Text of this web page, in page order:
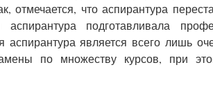
отмечается, что аспирантура
подготавливала
аспирантура является всего лишь
по множеству курсов, при